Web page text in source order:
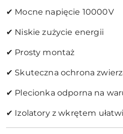
✔ Mocne napięcie 10000V
✔ Niskie zużycie energii
✔ Prosty montaż
✔ Skuteczna ochrona
✔ Plecionka odporna na
✔ Izolatory z wkrętem